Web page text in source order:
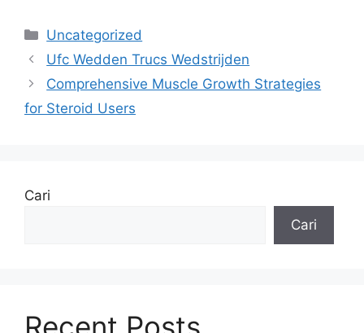
Uncategorized
Ufc Wedden Trucs Wedstrijden
Comprehensive Muscle Growth Strategies
for Steroid Users
Cari
Cari
Recent Posts